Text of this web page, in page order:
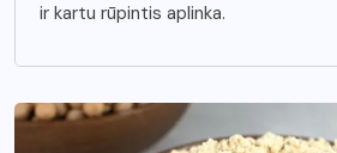
ir kartu rūpintis aplinka.